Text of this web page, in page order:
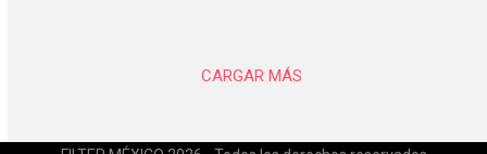
profundamente melancólicas.
CARGAR MÁS